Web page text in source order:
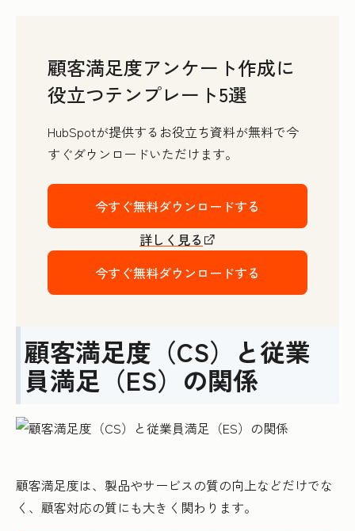
顧客満足度アンケート作成に
役立つテンプレート5選
HubSpotが提供するお役立ち資料が無料で今
すぐダウンロードいただけます。
今すぐ無料ダウンロードする
詳しく見る
今すぐ無料ダウンロードする
顧客満足度（CS）と従業
員満足（ES）の関係
顧客満足度は、製品やサービスの質の向上などだけでな
く、顧客対応の質にも大きく関わります。